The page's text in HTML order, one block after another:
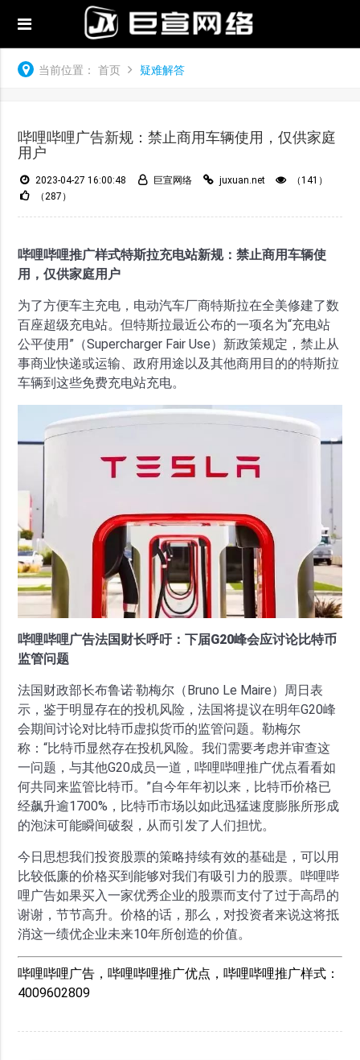
当前位置： 首页 疑难解答
哔哩哔哩广告新规：禁止商用车辆使用，仅供家庭
用户
2023-04-27 16:00:48 巨宣网络 juxuan.net
（141）
（287）
哔哩哔哩推广样式特斯拉充电站新规：禁止商用车辆使
用，仅供家庭用户
为了方便车主充电，电动汽车厂商特斯拉在全美修建了数
百座超级充电站。但特斯拉最近公布的一项名为“充电站
公平使用”（Supercharger Fair Use）新政策规定，禁止从
事商业快递或运输、政府用途以及其他商用目的的特斯拉
车辆到这些免费充电站充电。
哔哩哔哩广告法国财长呼吁：下届G20峰会应讨论比特币
监管问题
法国财政部长布鲁诺·勒梅尔（Bruno Le Maire）周日表
示，鉴于明显存在的投机风险，法国将提议在明年G20峰
会期间讨论对比特币虚拟货币的监管问题。勒梅尔
称：“比特币显然存在投机风险。我们需要考虑并审查这
一问题，与其他G20成员一道，哔哩哔哩推广优点看看如
何共同来监管比特币。”自今年年初以来，比特币价格已
经飙升逾1700%，比特币市场以如此迅猛速度膨胀所形成
的泡沫可能瞬间破裂，从而引发了人们担忧。
今日思想我们投资股票的策略持续有效的基础是，可以用
比较低廉的价格买到能够对我们有吸引力的股票。哔哩哔
哩广告如果买入一家优秀企业的股票而支付了过于高昂的
谢谢，节节高升。价格的话，那么，对投资者来说这将抵
消这一绩优企业未来10年所创造的价值。
哔哩哔哩广告，哔哩哔哩推广优点，哔哩哔哩推广样式：
4009602809